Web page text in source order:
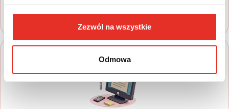
Zezwól na wszystkie
Odmowa
oczekiwania